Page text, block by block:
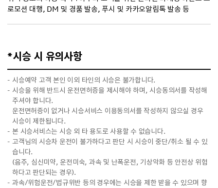
로모션 대행, DM 및 경품 발송, 푸시 및 카카오알림톡 발송 등
*시승 시 유의사항
시승예약 고객 본인 이외 타인의 시승은 불가합니다.
시승을 위해 반드시 운전면허증을 제시해야 하며, 시승동의서를 작성해
주셔야 합니다.
운전면허증이 없거나 시승서비스 이용동의서를 작성하지 않으실 경우
시승이 제한됩니다.
본 시승서비스는 시승 외 타 용도로 사용할 수 없습니다.
고객님의 시승차 운전이 불가하다고 판단 시 시승이 중단/취소 될 수 있
습니다.
(음주, 심신미약, 운전미숙, 과속 및 난폭운전, 기상악화 등 안전상 위험
하다고 판단되는 경우).
과속/위험운전/법규위반 등의 경우에는 시승을 제한 받을 수 있으며 향